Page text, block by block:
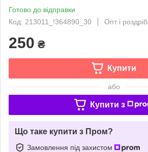
Готово до відправки
Код: 213011_!364890_30
Опт і роздріб
250 ₴
Купити
або
Купити з
Що таке купити з Пром?
Замовлення під захистом